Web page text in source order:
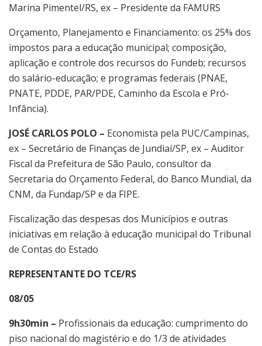
Marina Pimentel/RS, ex – Presidente da FAMURS
Orçamento, Planejamento e Financiamento: os 25% dos
impostos para a educação municipal; composição,
aplicação e controle dos recursos do Fundeb; recursos
do salário-educação; e programas federais (PNAE,
PNATE, PDDE, PAR/PDE, Caminho da Escola e Pró-
Infância).
JOSÉ CARLOS POLO – Economista pela PUC/Campinas,
ex – Secretário de Finanças de Jundiaí/SP, ex – Auditor
Fiscal da Prefeitura de São Paulo, consultor da
Secretaria do Orçamento Federal, do Banco Mundial, da
CNM, da Fundap/SP e da FIPE.
Fiscalização das despesas dos Municípios e outras
iniciativas em relação à educação municipal do Tribunal
de Contas do Estado
REPRESENTANTE DO TCE/RS
08/05
9h30min – Profissionais da educação: cumprimento do
piso nacional do magistério e do 1/3 de atividades